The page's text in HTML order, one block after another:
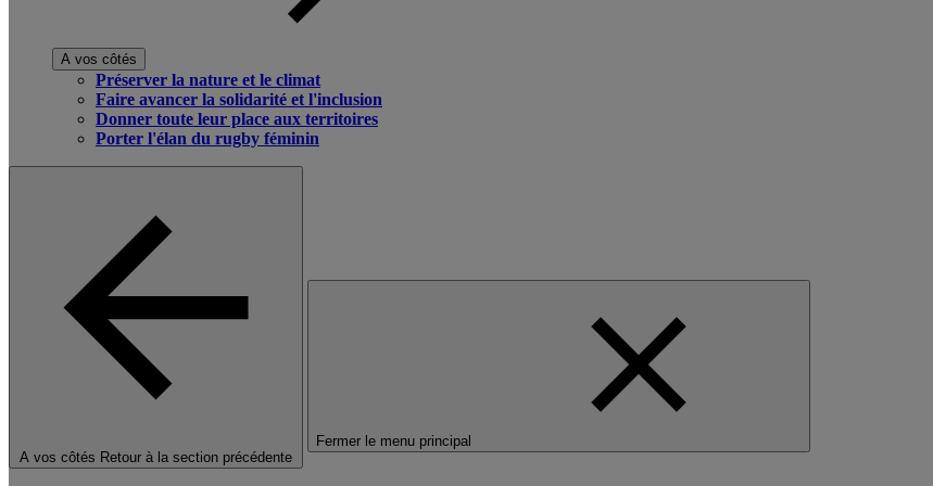
A vos côtés
Préserver la nature et le climat
Faire avancer la solidarité et l'inclusion
Donner toute leur place aux territoires
Porter l'élan du rugby féminin
A vos côtés Retour à la section précédente
Fermer le menu principal